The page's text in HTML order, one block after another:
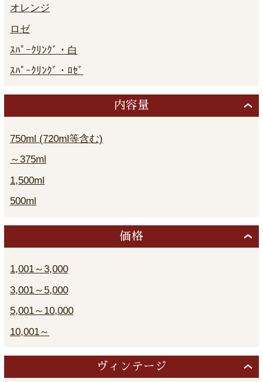
オレンジ
ロゼ
ｽﾊﾟｰｸﾘﾝｸﾞ・白
ｽﾊﾟｰｸﾘﾝｸﾞ・ﾛｾﾞ
内容量
750ml (720ml等含む)
～375ml
1,500ml
500ml
価格
1,001～3,000
3,001～5,000
5,001～10,000
10,001～
ヴィンテージ